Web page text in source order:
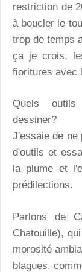
restriction de
à boucler le
trop de temps
ça je crois,
fioritures avec
Quels
dessiner?
J'essaie de ne
d'outils et
la plume et
prédilections.
Parlons de
Chatouille),
morosité
blagues,